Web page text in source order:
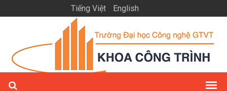
Tiếng Việt English